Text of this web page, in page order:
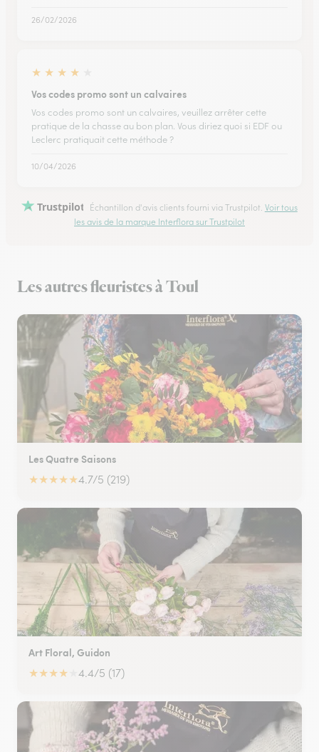
26/02/2026
★ ★ ★ ★
Vos codes promo sont un calvaires
Vos codes promo sont un calvaires, veuillez arrêter cette
pratique de la chasse au bon plan. Vous diriez quoi si EDF ou
Leclerc pratiquait cette méthode ?
10/04/2026
Trustpilot Échantillon d'avis clients fourni via Trustpilot. Voir tous
les avis de la marque Interflora sur Trustpilot
Les autres fleuristes à Toul
Les Quatre Saisons
★★★★★4.7/5 (219)
Art Floral, Guidon
★★★★ 4.4/5 (17)